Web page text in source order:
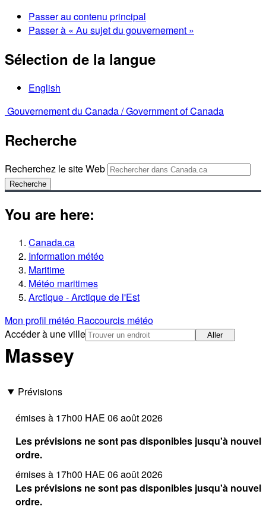
Passer au contenu principal
Passer à « Au sujet du gouvernement »
Sélection de la langue
English
Gouvernement du Canada /Government of Canada
Recherche
Recherchez le site Web
Recherche
You are here:
Canada.ca
Information météo
Maritime
Météo maritimes
Arctique - Arctique de l'Est
Mon profil météo Raccourcis météo
Accéder à une ville
Aller
Massey
Prévisions
émises à 17h00 HAE 06 août 2026
Les prévisions ne sont pas disponibles jusqu'à nouvel
ordre.
émises à 17h00 HAE 06 août 2026
Les prévisions ne sont pas disponibles jusqu'à nouvel
ordre.